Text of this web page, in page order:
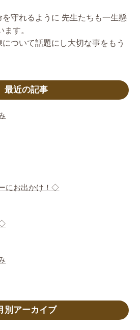
守れるように 先生たちも一生懸
す。
ついて話題にし大切な事をもう
最近の記事
にお出かけ！◇
別アーカイブ